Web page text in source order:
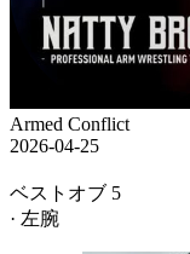
Armed Conflict
2026-04-25
ベストオブ 5
· 左腕